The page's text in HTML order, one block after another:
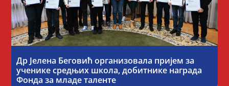
Др Јелена Беговић организовала пријем за
ученике средњих школа, добитнике награда
Фонда за младе таленте